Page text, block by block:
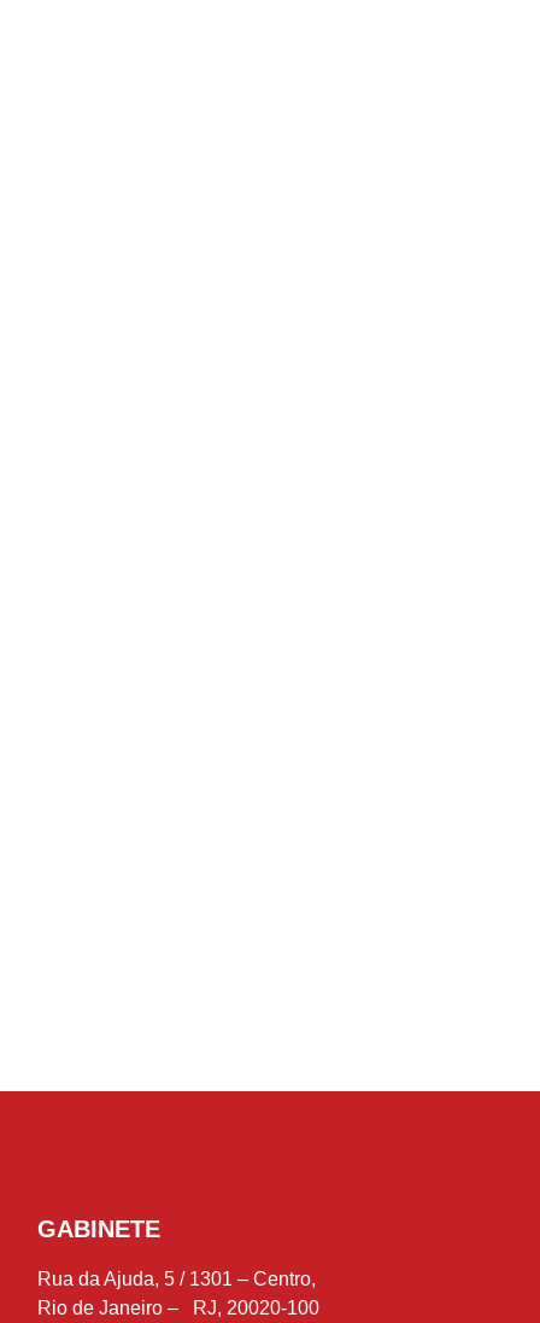
GABINETE
Rua da Ajuda, 5 / 1301 – Centro,
Rio de Janeiro – RJ, 20020-100